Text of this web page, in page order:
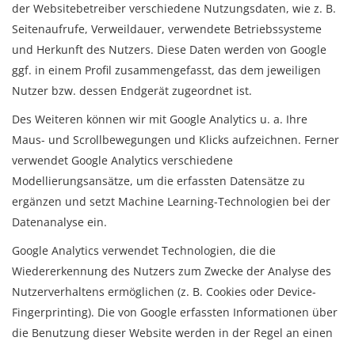
der Websitebetreiber verschiedene Nutzungsdaten, wie z. B.
Seitenaufrufe, Verweildauer, verwendete Betriebssysteme
und Herkunft des Nutzers. Diese Daten werden von Google
ggf. in einem Profil zusammengefasst, das dem jeweiligen
Nutzer bzw. dessen Endgerät zugeordnet ist.
Des Weiteren können wir mit Google Analytics u. a. Ihre
Maus- und Scrollbewegungen und Klicks aufzeichnen. Ferner
verwendet Google Analytics verschiedene
Modellierungsansätze, um die erfassten Datensätze zu
ergänzen und setzt Machine Learning-Technologien bei der
Datenanalyse ein.
Google Analytics verwendet Technologien, die die
Wiedererkennung des Nutzers zum Zwecke der Analyse des
Nutzerverhaltens ermöglichen (z. B. Cookies oder Device-
Fingerprinting). Die von Google erfassten Informationen über
die Benutzung dieser Website werden in der Regel an einen